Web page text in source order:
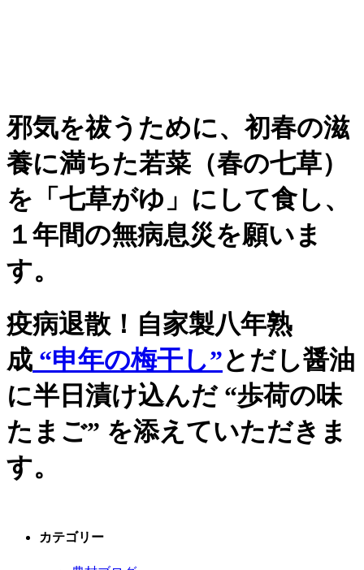
邪気を祓うために、初春の滋
養に満ちた若菜（春の七草）
を「七草がゆ」にして食し、
１年間の無病息災を願いま
す。
疫病退散！自家製八年熟
成 “申年の梅干し”と だし醤油
に半日漬け込んだ “歩荷の味
たまご” を添えていただきま
す。
カテゴリー